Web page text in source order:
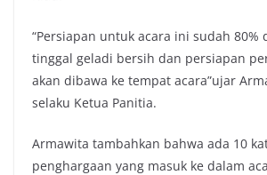
“Persiapan untuk acara ini sudah 80%
tinggal geladi bersih dan persiapan
akan dibawa ke tempat acara”ujar
selaku Ketua Panitia.
Armawita tambahkan bahwa ada 10
penghargaan yang masuk ke dalam